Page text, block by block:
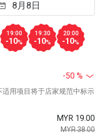
19:00
-10%
19:30
-10%
20:00
-10%
-50 %
用项目将于店家规范中标示
MYR 19.00
MYR 38.00